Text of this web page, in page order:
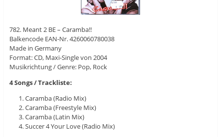
782. Meant 2 BE – Caramba!!
Balkencode EAN-Nr. 4260060780038
Made in Germany
Format: CD, Maxi-Single von 2004
Musikrichtung / Genre: Pop, Rock
4 Songs / Trackliste:
Caramba (Radio Mix)
Caramba (Freestyle Mix)
Caramba (Latin Mix)
Succer 4 Your Love (Radio Mix)